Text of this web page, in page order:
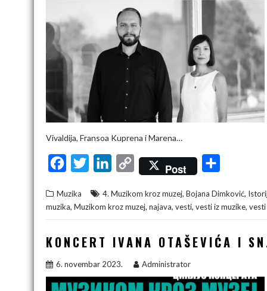
k
Vivaldija, Fransoa Kuprena i Marena…
c
e
b
o
k
t
t
r
n
k
e
I
n
C
p
y
L
n
k
Post
a
r
Muzika 4. Muzikom kroz muzej, Bojana Dimković,
muzika, Muzikom kroz muzej, najava, vesti, vesti iz muzike, vesti
KONCERT IVANA OTAŠEVIĆA I
6. novembar 2023. Administrator